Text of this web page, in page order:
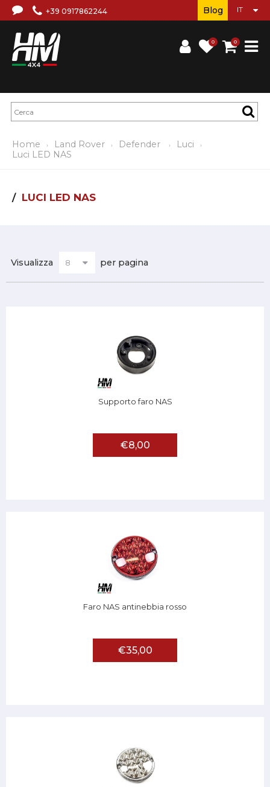
+39 0917862244
0 0
Blog
Home Land Rover Defender
Luci
Luci LED NAS
LUCI LED NAS
Visualizza per pagina
Supporto faro NAS
€8,00
Faro NAS antinebbia rosso
€35,00